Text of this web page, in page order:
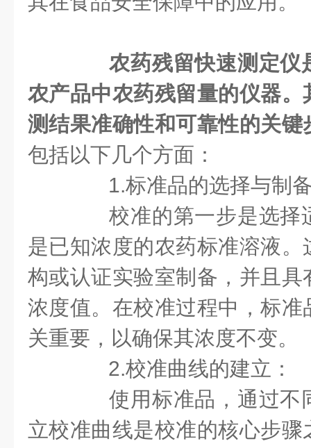
农药残留快速测定仪
农产品中农药残留量的仪器
测结果准确性和可靠性的关键
包括以下几个方面：
1.标准品的选择与制
校准的第一步是选择
是已知浓度的农药标准溶液
构或认证实验室制备，并且
浓度值。在校准过程中，标
关重要，以确保其浓度不变。
2.校准曲线的建立：
使用标准品，通过不
立校准曲线是校准的核心步